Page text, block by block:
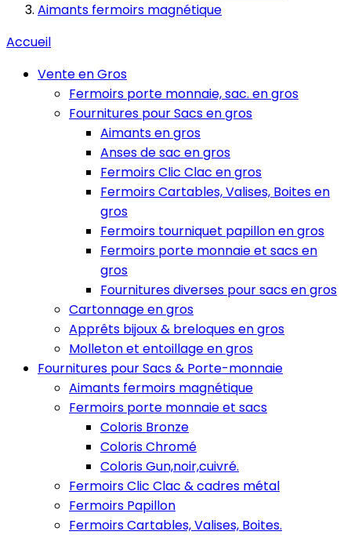
Aimants fermoirs magnétique
Accueil
Vente en Gros
Fermoirs porte monnaie, sac. en gros
Fournitures pour Sacs en gros
Aimants en gros
Anses de sac en gros
Fermoirs Clic Clac en gros
Fermoirs Cartables, Valises, Boites en
gros
Fermoirs tourniquet papillon en gros
Fermoirs porte monnaie et sacs en
gros
Fournitures diverses pour sacs en gros
Cartonnage en gros
Apprêts bijoux & breloques en gros
Molleton et entoillage en gros
Fournitures pour Sacs & Porte-monnaie
Aimants fermoirs magnétique
Fermoirs porte monnaie et sacs
Coloris Bronze
Coloris Chromé
Coloris Gun,noir,cuivré.
Fermoirs Clic Clac & cadres métal
Fermoirs Papillon
Fermoirs Cartables, Valises, Boites.